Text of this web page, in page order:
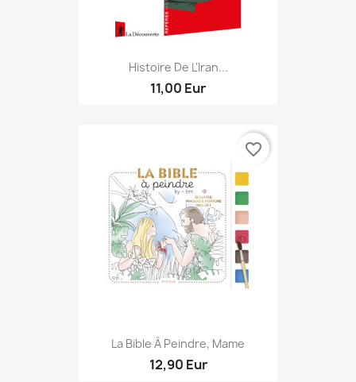
Histoire De L'Iran...
11,00 Eur
La Bible À Peindre, Mame
12,90 Eur
favorite_border